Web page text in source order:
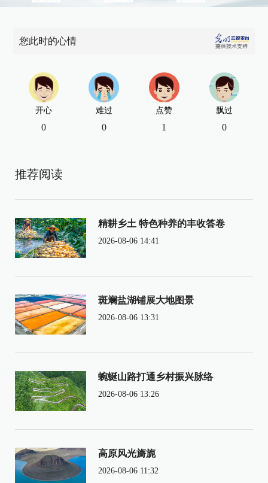
您此时的心情
开心
0
难过
0
点赞
1
飘过
0
推荐阅读
精耕乡土 特色种养的丰收答卷
2026-08-06 14:41
斑斓盐湖铺展大地图景
2026-08-06 13:31
蜿蜒山路打通乡村振兴脉络
2026-08-06 13:26
高原风光旖旎
2026-08-06 11:32